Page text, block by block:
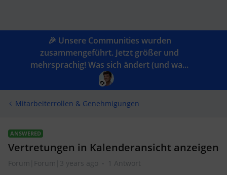
🎉 Unsere Communities wurden
zusammengeführt. Jetzt größer und
mehrsprachig! Was sich ändert (und wa...
Mitarbeiterrollen & Genehmigungen
ANSWERED
Vertretungen in Kalenderansicht anzeigen
Forum|Forum|3 years ago 1 Antwort